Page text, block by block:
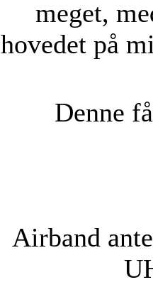
meget,
hovedet på
Denne
Airband